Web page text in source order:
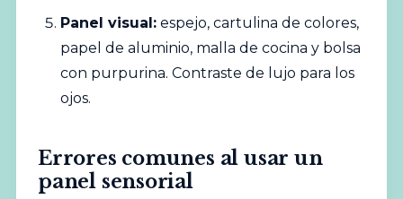
Panel visual: espejo, cartulina de colores,
papel de aluminio, malla de cocina y bolsa
con purpurina. Contraste de lujo para los
ojos.
Errores comunes al usar un
panel sensorial